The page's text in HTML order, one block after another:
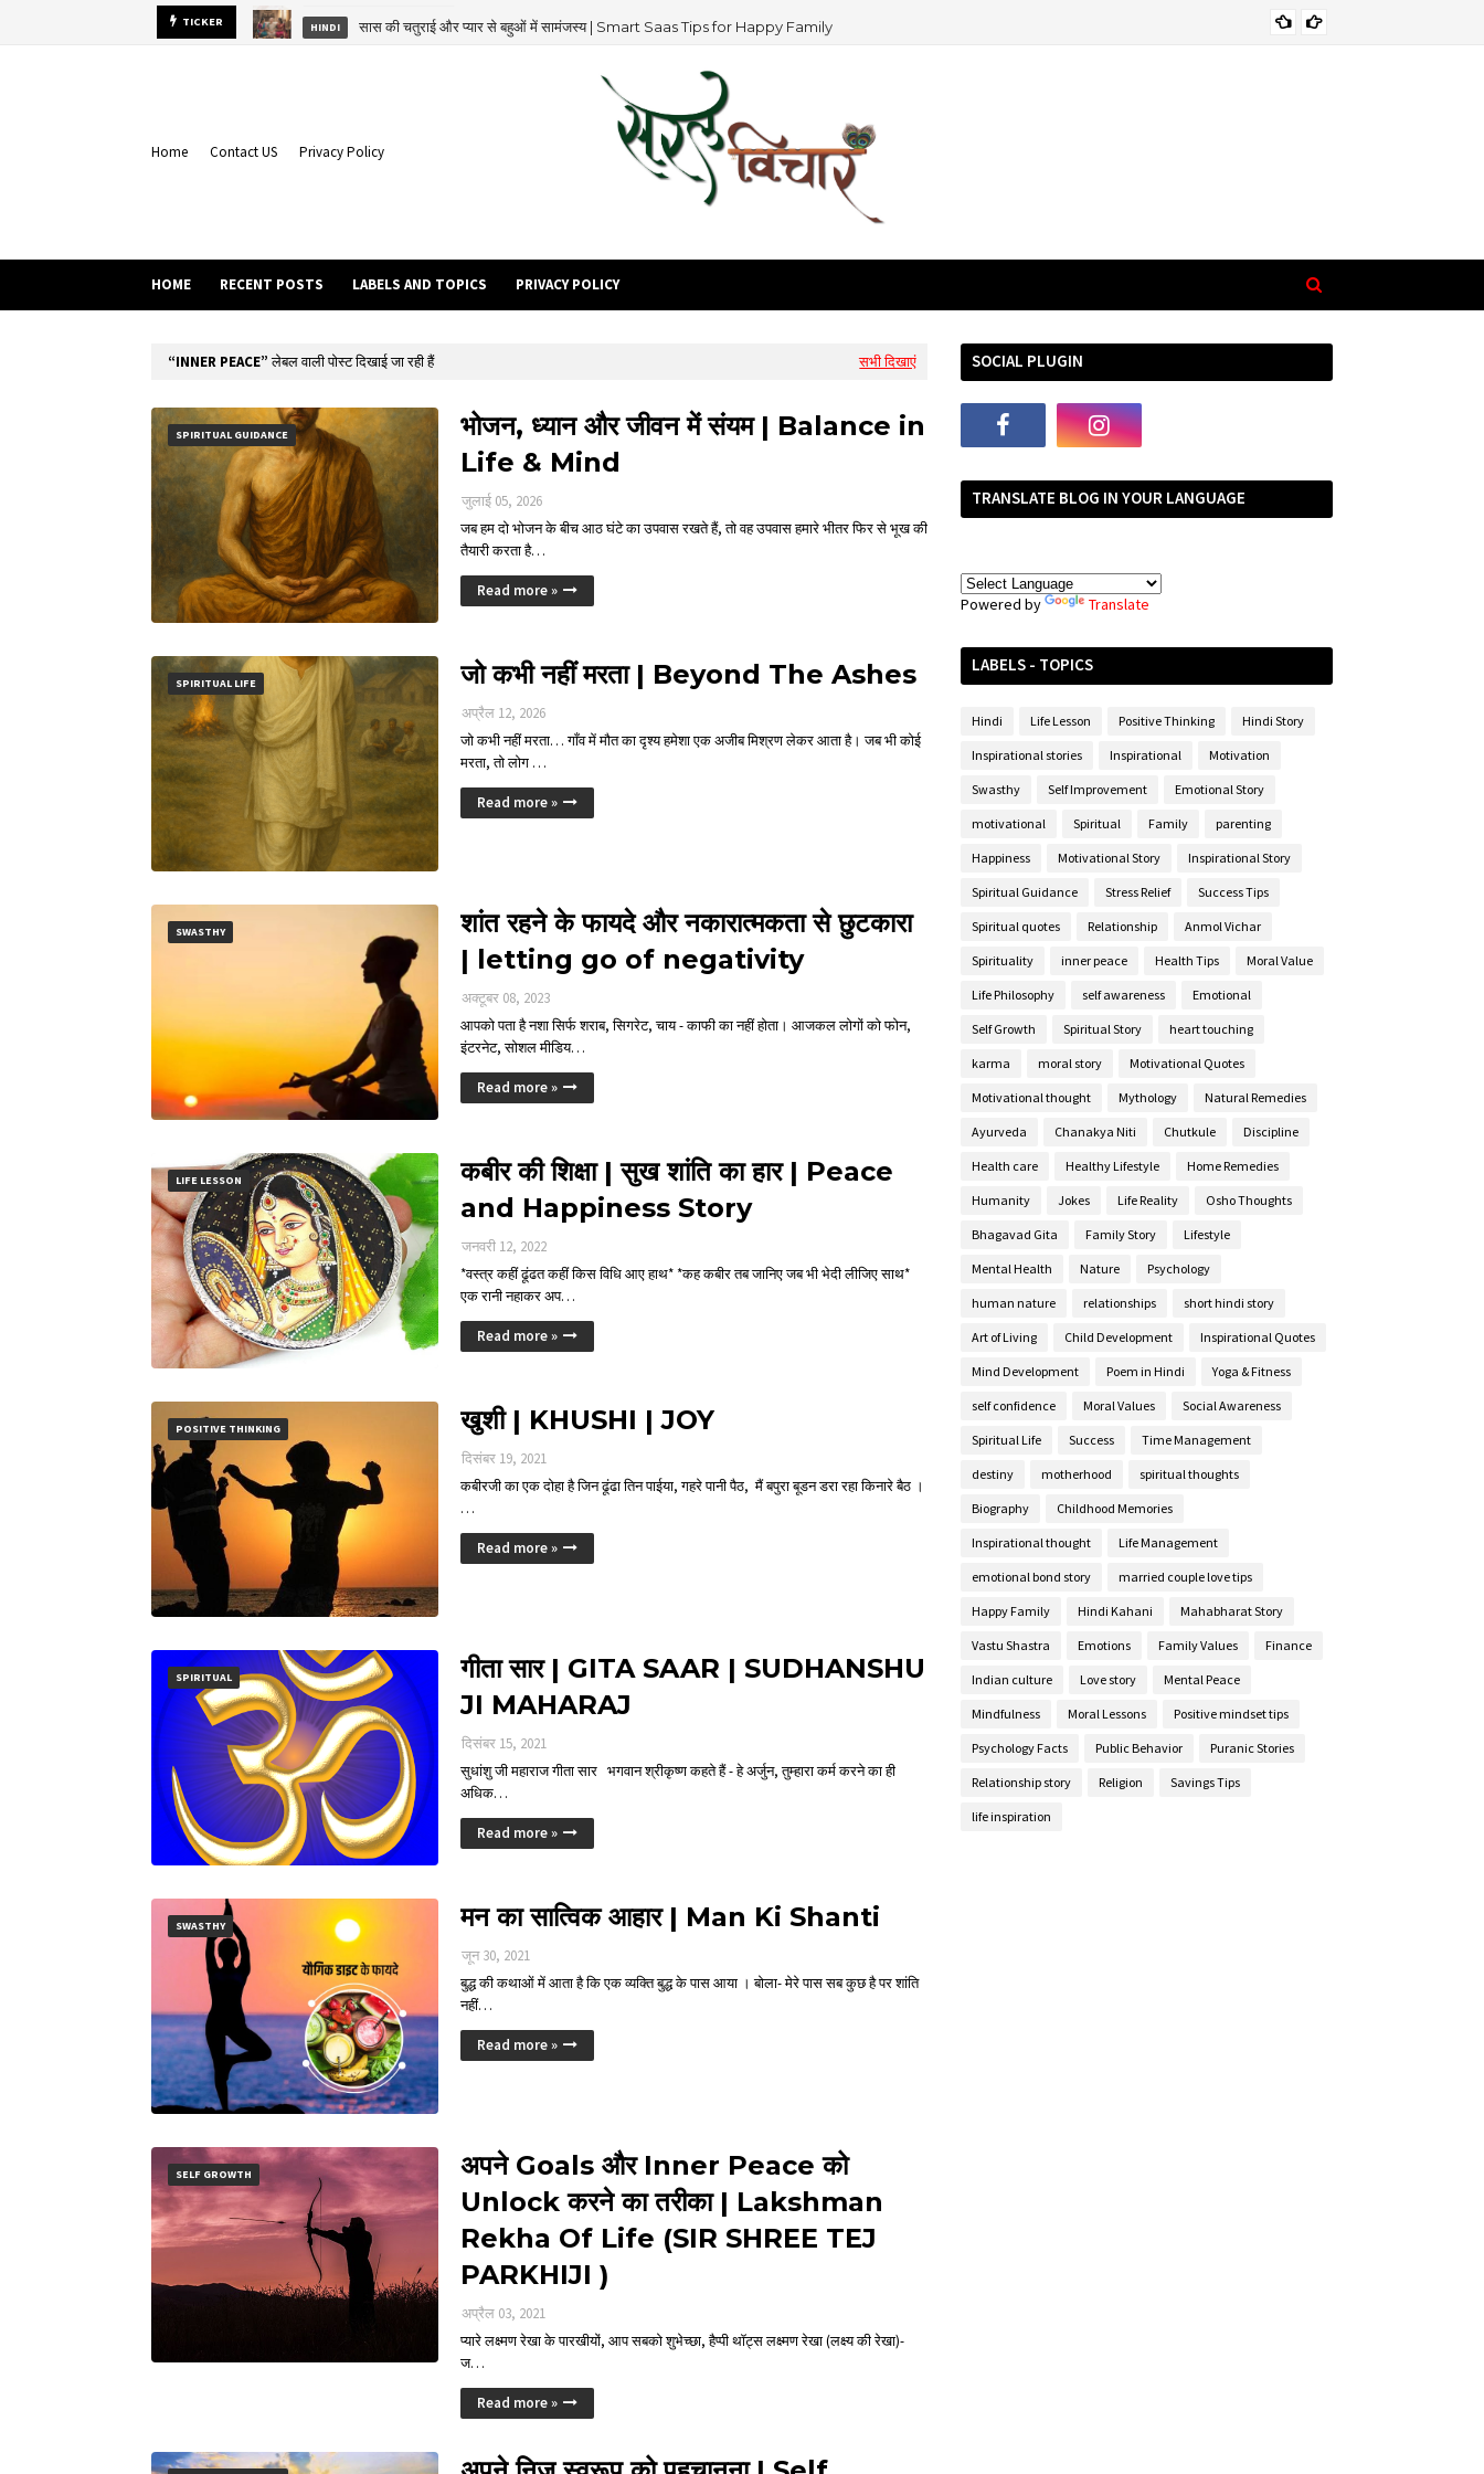
TICKER HINDI सास की चतुराई और प्यार से बहुओं में सामंजस्य | Smart Saas Tips for Happy Family
Home Contact US Privacy Policy
HOME RECENT POSTS LABELS AND TOPICS PRIVACY POLICY
INNER PEACE लेबल वाली पोस्ट दिखाई जा रही हैं सभी दिखाएं
SPIRITUAL GUIDANCE
भोजन, ध्यान और जीवन में संयम | Balance in
Life & Mind
जुलाई 05, 2026
जब हम दो भोजन के बीच आठ घंटे का उपवास रखते हैं, तो वह उपवास हमारे भीतर फिर से भूख की
तैयारी करता है…
Read more »
SPIRITUAL LIFE जो कभी नहीं मरता | Beyond The Ashes
अप्रैल 12, 2026
जो कभी नहीं मरता… गाँव में मौत का दृश्य हमेशा एक अजीब मिश्रण लेकर आता है। जब भी कोई
मरता, तो लोग …
Read more »
SWASTHY
शांत रहने के फायदे और नकारात्मकता से छुटकारा
| letting go of negativity
अक्टूबर 08, 2023
आपको पता है नशा सिर्फ शराब, सिगरेट, चाय - काफी का नहीं होता। आजकल लोगों को फोन,
इंटरनेट, सोशल मीडिय…
Read more »
LIFE LESSON
कबीर की शिक्षा | सुख शांति का हार | Peace
and Happiness Story
जनवरी 12, 2022
*वस्त्र कहीं ढूंढत कहीं किस विधि आए हाथ* *कह कबीर तब जानिए जब भी भेदी लीजिए साथ*
एक रानी नहाकर अप…
Read more »
POSITIVE THINKING खुशी | KHUSHI | JOY
दिसंबर 19, 2021
कबीरजी का एक दोहा है जिन ढूंढा तिन पाईया, गहरे पानी पैठ, मैं बपुरा बूडन डरा रहा किनारे बैठ ।
…
Read more »
SPIRITUAL
गीता सार | GITA SAAR | SUDHANSHU
JI MAHARAJ
दिसंबर 15, 2021
सुधांशु जी महाराज गीता सार भगवान श्रीकृष्ण कहते हैं - हे अर्जुन, तुम्हारा कर्म करने का ही
अधिक…
Read more »
SWASTHY मन का सात्विक आहार | Man Ki Shanti
जून 30, 2021
बुद्ध की कथाओं में आता है कि एक व्यक्ति बुद्ध के पास आया । बोला- मेरे पास सब कुछ है पर शांति
नहीं…
Read more »
SELF GROWTH
अपने Goals और Inner Peace को
Unlock करने का तरीका | Lakshman
Rekha Of Life (SIR SHREE TEJ
PARKHIJI )
अप्रैल 03, 2021
प्यारे लक्ष्मण रेखा के पारखीयों, आप सबको शुभेच्छा, हैप्पी थॉट्स लक्ष्मण रेखा (लक्ष्य की रेखा)-
ज…
Read more »
SOCIAL PLUGIN
TRANSLATE BLOG IN YOUR LANGUAGE
Powered by Translate
LABELS - TOPICS
Hindi Life Lesson Positive Thinking Hindi Story
Inspirational stories Inspirational Motivation
Swasthy Self Improvement Emotional Story
motivational Spiritual Family parenting
Happiness Motivational Story Inspirational Story
Spiritual Guidance Stress Relief Success Tips
Spiritual quotes Relationship Anmol Vichar
Spirituality inner peace Health Tips Moral Value
Life Philosophy self awareness Emotional
Self Growth Spiritual Story heart touching
karma moral story Motivational Quotes
Motivational thought Mythology Natural Remedies
Ayurveda Chanakya Niti Chutkule Discipline
Health care Healthy Lifestyle Home Remedies
Humanity Jokes Life Reality Osho Thoughts
Bhagavad Gita Family Story Lifestyle
Mental Health Nature Psychology
human nature relationships short hindi story
Art of Living Child Development Inspirational Quotes
Mind Development Poem in Hindi Yoga & Fitness
self confidence Moral Values Social Awareness
Spiritual Life Success Time Management
destiny motherhood spiritual thoughts
Biography Childhood Memories
Inspirational thought Life Management
emotional bond story married couple love tips
Happy Family Hindi Kahani Mahabharat Story
Vastu Shastra Emotions Family Values Finance
Indian culture Love story Mental Peace
Mindfulness Moral Lessons Positive mindset tips
Psychology Facts Public Behavior Puranic Stories
Relationship story Religion Savings Tips
life inspiration